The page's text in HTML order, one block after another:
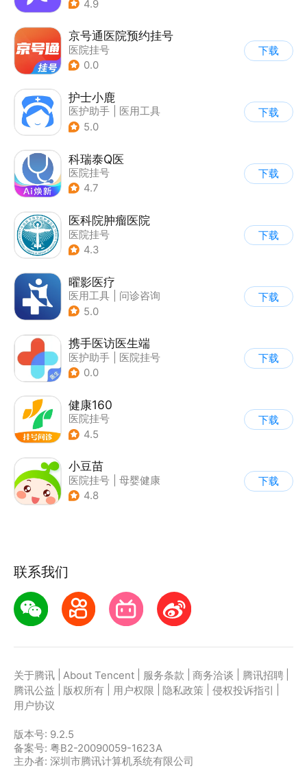
4.9
京号通医院预约挂号
医院挂号
0.0
下载
护士小鹿
医护助手
医用工具
5.0
下载
科瑞泰Q医
医院挂号
4.7
下载
医科院肿瘤医院
医院挂号
4.3
下载
曜影医疗
医用工具
问诊咨询
| 医护助手
5.0
下载
携手医访医生端
医护助手
医院挂号
| 问诊咨询
0.0
下载
健康160
医院挂号
4.5
下载
小豆苗
医院挂号
母婴健康
4.8
下载
联系我们
关于腾讯 About Tencent 服务条款 商务洽谈 腾讯招聘
腾讯公益
版权所有 用户权限 隐私政策 侵权投诉指引
用户协议
版本号: 9.2.5
备案号: 粤B2-20090059-1623A
主办者: 深圳市腾讯计算机系统有限公司